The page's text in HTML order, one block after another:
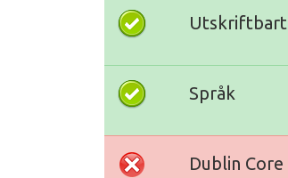
Utskriftbart
Språk
Dublin Core